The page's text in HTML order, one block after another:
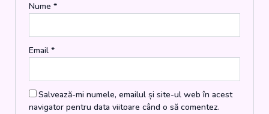
Nume *
Email *
Salvează-mi numele, emailul și site-ul web în acest
navigator pentru data viitoare când o să comentez.